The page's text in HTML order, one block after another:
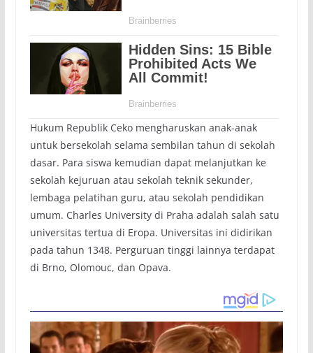
Hukum Republik Ceko mengharuskan anak-anak
untuk bersekolah selama sembilan tahun di sekolah
dasar. Para siswa kemudian dapat melanjutkan ke
sekolah kejuruan atau sekolah teknik sekunder,
lembaga pelatihan guru, atau sekolah pendidikan
umum. Charles University di Praha adalah salah satu
universitas tertua di Eropa. Universitas ini didirikan
pada tahun 1348. Perguruan tinggi lainnya terdapat
di Brno, Olomouc, dan Opava.